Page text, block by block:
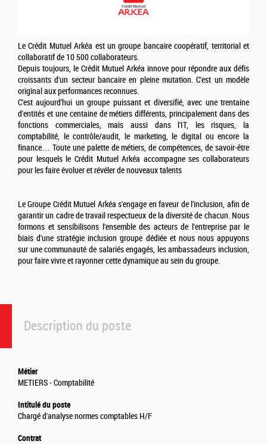
Description du poste
Métier
METIERS - Comptabilité
Intitulé du poste
Chargé d'analyse normes comptables H/F
Contrat
Le Crédit Mutuel Arkéa est un groupe bancaire coopératif, territorial et
collaboratif de 10 500 collaborateurs.
Depuis toujours, le Crédit Mutuel Arkéa innove pour répondre aux défis
croissants d'un secteur bancaire en pleine mutation. C'est un modèle
original aux performances reconnues.
C'est aujourd'hui un groupe puissant et diversifié, avec une trentaine
d'entités et une centaine de métiers différents, principalement dans des
fonctions commerciales, mais aussi dans l'IT, les risques, la
comptabilité, le contrôle/audit, le marketing, le digital ou encore la
finance… Toute une palette de métiers, de compétences, de savoir-être
pour lesquels le Crédit Mutuel Arkéa accompagne ses collaborateurs
pour les faire évoluer et révéler de nouveaux talents
Le Groupe Crédit Mutuel Arkéa s'engage en faveur de l'inclusion, afin de
garantir un cadre de travail respectueux de la diversité de chacun. Nous
formons et sensibilisons l'ensemble des acteurs de l'entreprise par le
biais d'une stratégie inclusion groupe dédiée et nous nous appuyons
sur une communauté de salariés engagés, les ambassadeurs inclusion,
pour faire vivre et rayonner cette dynamique au sein du groupe.